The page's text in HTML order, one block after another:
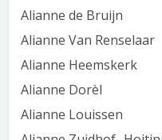
Alianne de Bruijn
Alianne Van Renselaar
Alianne Heemskerk
Alianne Dorèl
Alianne Louissen